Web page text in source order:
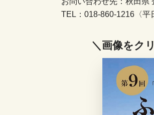
TEL：018-860-1216〈平
＼画像をク